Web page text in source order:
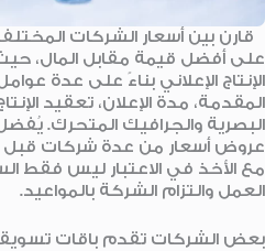
قارن بين أسعار الشركات
على أفضل قيمة مقابل المال،
الإنتاج الإعلاني بناءً على عدة
المقدمة، مدة الإعلان، تعقيد
البصرية والجرافيك المتحرك.
عروض أسعار من عدة شركات قبل
مع الأخذ في الاعتبار ليس فقط
العمل والتزام الشركة بالمواعيد.
بعض الشركات تقدم باقات